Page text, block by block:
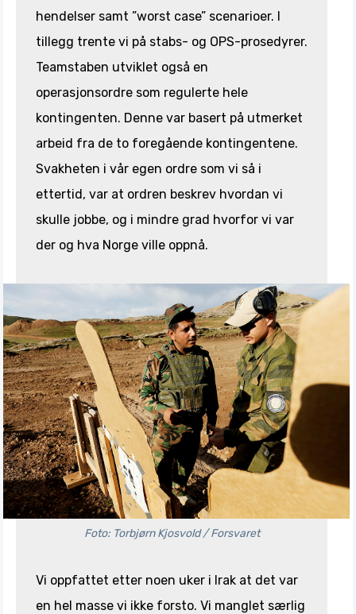
hendelser samt ”worst case” scenarioer. I
tillegg trente vi på stabs- og OPS-prosedyrer.
Teamstaben utviklet også en
operasjonsordre som regulerte hele
kontingenten. Denne var basert på utmerket
arbeid fra de to foregående kontingentene.
Svakheten i vår egen ordre som vi så i
ettertid, var at ordren beskrev hvordan vi
skulle jobbe, og i mindre grad hvorfor vi var
der og hva Norge ville oppnå.
Foto: Torbjørn Kjosvold / Forsvaret
Vi oppfattet etter noen uker i Irak at det var
en hel masse vi ikke forsto. Vi manglet særlig